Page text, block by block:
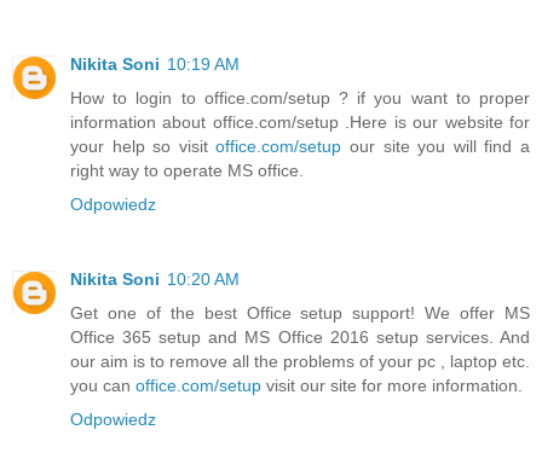
Nikita Soni 10:19 AM
How to login to office.com/setup ? if you want to proper
information about office.com/setup .Here is our website for
your help so visitoffice.com/setup our site you will find a
right way to operate MS office.
Odpowiedz
Nikita Soni 10:20 AM
Get one of the best Office setup support! We offer MS
Office 365 setup and MS Office 2016 setup services. And
our aim is to remove all the problems of your pc , laptop etc.
you can office.com/setup visit our site for more information.
Odpowiedz